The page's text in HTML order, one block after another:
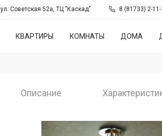
ул. Советская 52а, ТЦ "Каскад" 8 (81733) 2-11-
КВАРТИРЫ КОМНАТЫ ДОМА
Описание